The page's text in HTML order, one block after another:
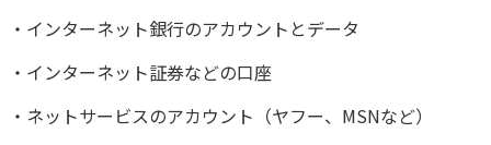
・インターネット銀行のアカウントとデータ
・インターネット証券などの口座
・ネットサービスのアカウント（ヤフー、MSNなど）